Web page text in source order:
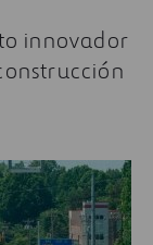
innovador